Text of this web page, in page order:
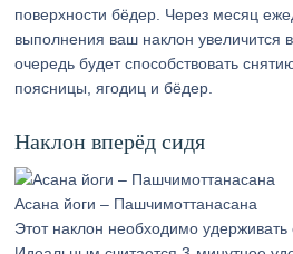
поверхности бёдер. Через месяц
выполнения ваш наклон увеличится
очередь будет способствовать
поясницы, ягодиц и бёдер.
Наклон вперёд сидя
Асана йоги – Пашчимоттанасана
Этот наклон необходимо удерживать